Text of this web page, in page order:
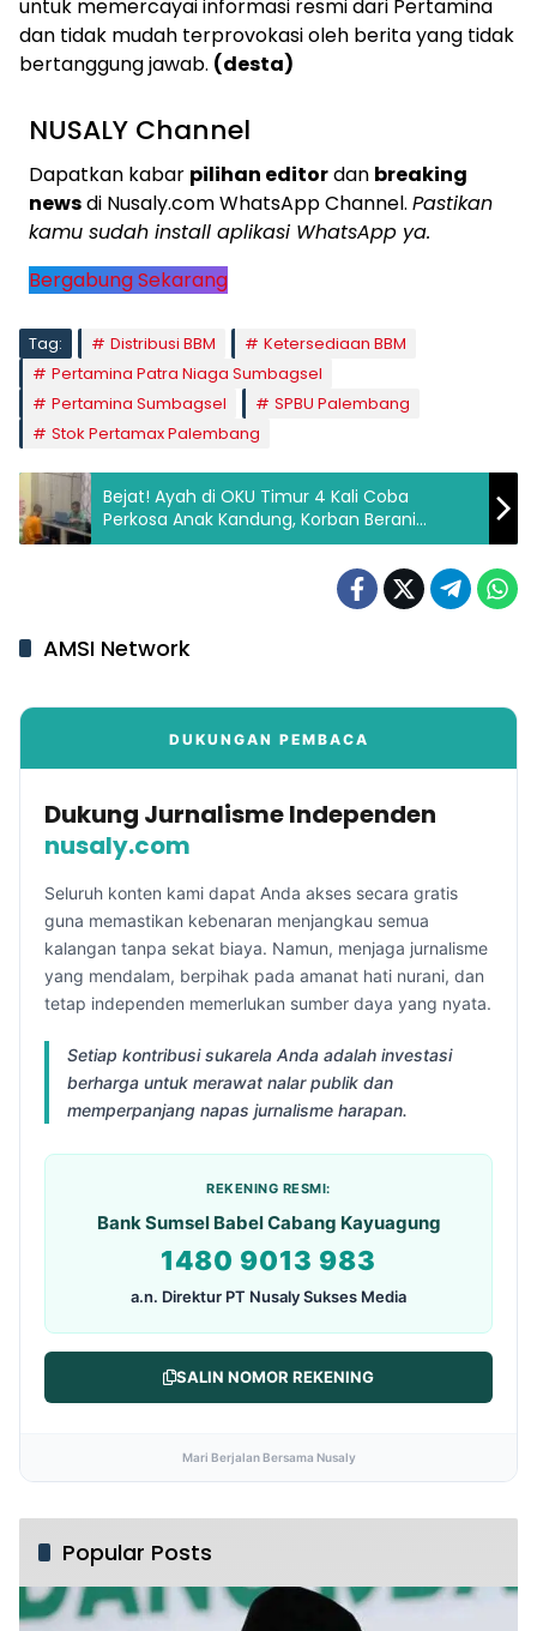
untuk memercayai informasi resmi dari Pertamina
dan tidak mudah terprovokasi oleh berita yang tidak
bertanggung jawab. (desta)
NUSALY Channel
Dapatkan kabar pilihan editordan breaking
newsdi Nusaly.com WhatsApp Channel. Pastikan
kamu sudah install aplikasi WhatsApp ya.
Bergabung Sekarang
Tag: Distribusi BBM
Ketersediaan BBM
Pertamina Patra Niaga Sumbagsel
Pertamina Sumbagsel
SPBU Palembang
Stok Pertamax Palembang
Bejat! Ayah di OKU Timur 4 Kali Coba
Perkosa Anak Kandung, Korban Berani
Melapor Usai Diancam Pisau
AMSI Network
DUKUNGAN PEMBACA
Dukung Jurnalisme Independen
nusaly.com
Seluruh konten kami dapat Anda akses secara gratis
guna memastikan kebenaran menjangkau semua
kalangan tanpa sekat biaya. Namun, menjaga jurnalisme
yang mendalam, berpihak pada amanat hati nurani, dan
tetap independen memerlukan sumber daya yang nyata.
Setiap kontribusi sukarela Anda adalah investasi
berharga untuk merawat nalar publik dan
memperpanjang napas jurnalisme harapan.
REKENING RESMI:
Bank Sumsel Babel Cabang Kayuagung
1480 9013 983
a.n. Direktur PT Nusaly Sukses Media
SALIN NOMOR REKENING
Mari Berjalan Bersama Nusaly
Popular Posts